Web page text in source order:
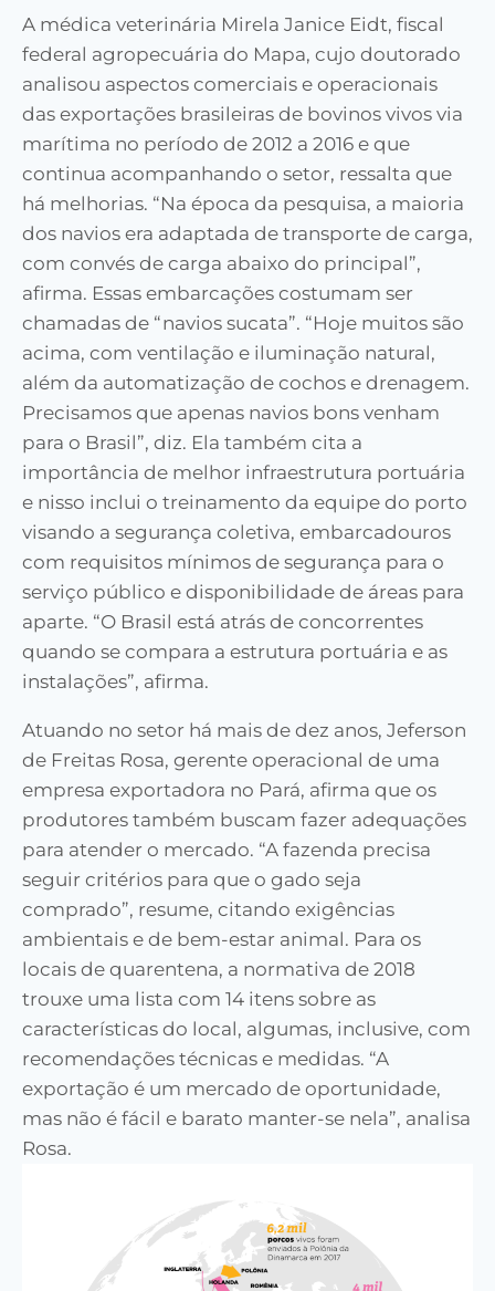
A médica veterinária Mirela Janice Eidt, fiscal
federal agropecuária do Mapa, cujo doutorado
analisou aspectos comerciais e operacionais
das exportações brasileiras de bovinos vivos via
marítima no período de 2012 a 2016 e que
continua acompanhando o setor, ressalta que
há melhorias. “Na época da pesquisa, a maioria
dos navios era adaptada de transporte de carga,
com convés de carga abaixo do principal”,
afirma. Essas embarcações costumam ser
chamadas de “navios sucata”. “Hoje muitos são
acima, com ventilação e iluminação natural,
além da automatização de cochos e drenagem.
Precisamos que apenas navios bons venham
para o Brasil”, diz. Ela também cita a
importância de melhor infraestrutura portuária
e nisso inclui o treinamento da equipe do porto
visando a segurança coletiva, embarcadouros
com requisitos mínimos de segurança para o
serviço público e disponibilidade de áreas para
aparte. “O Brasil está atrás de concorrentes
quando se compara a estrutura portuária e as
instalações”, afirma.
Atuando no setor há mais de dez anos, Jeferson
de Freitas Rosa, gerente operacional de uma
empresa exportadora no Pará, afirma que os
produtores também buscam fazer adequações
para atender o mercado. “A fazenda precisa
seguir critérios para que o gado seja
comprado”, resume, citando exigências
ambientais e de bem-estar animal. Para os
locais de quarentena, a normativa de 2018
trouxe uma lista com 14 itens sobre as
características do local, algumas, inclusive, com
recomendações técnicas e medidas. “A
exportação é um mercado de oportunidade,
mas não é fácil e barato manter-se nela”, analisa
Rosa.